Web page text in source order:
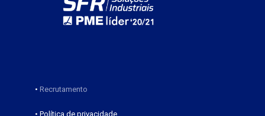
• Recrutamento
• Política de privacidade